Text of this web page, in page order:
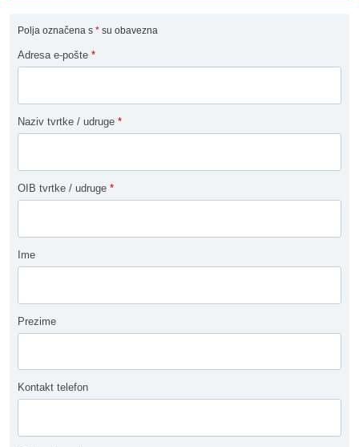
Polja označena s * su obavezna
Adresa e-pošte *
Naziv tvrtke / udruge *
OIB tvrtke / udruge *
Ime
Prezime
Kontakt telefon